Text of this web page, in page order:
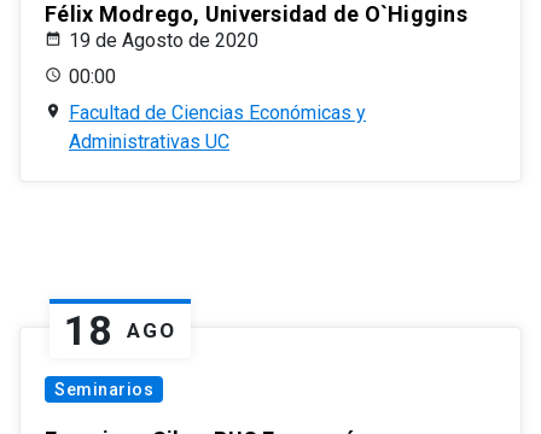
Félix Modrego, Universidad de O`Higgins
19 de Agosto de 2020
00:00
Facultad de Ciencias Económicas y
Administrativas UC
18 AGO
Seminarios